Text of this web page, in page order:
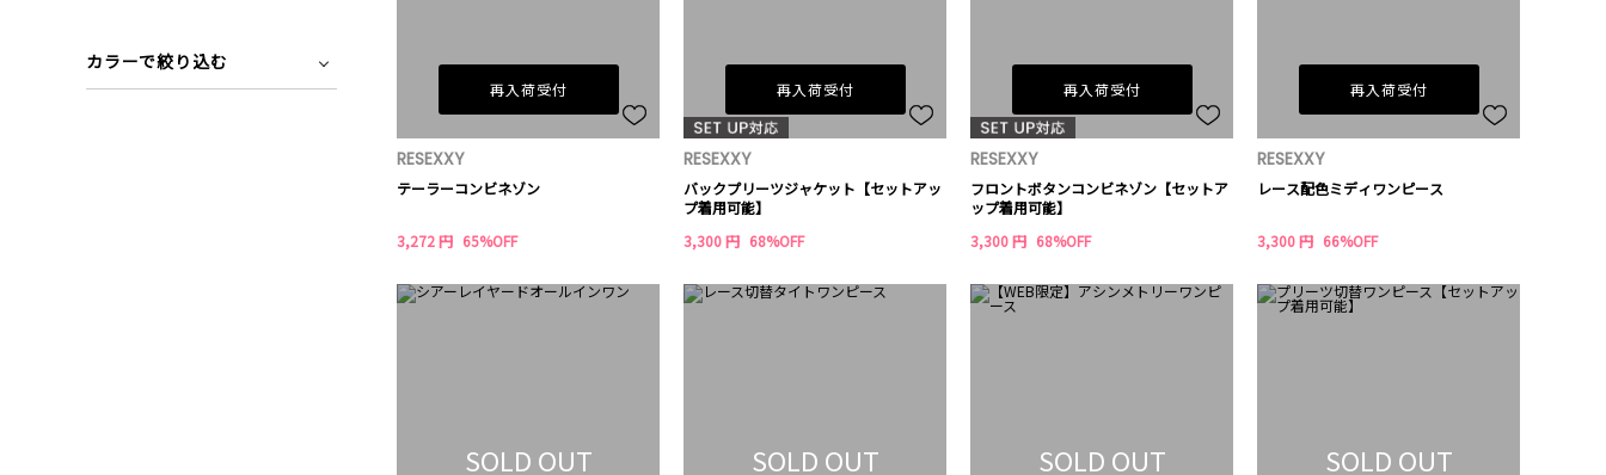
再入荷受付
RESEXXY
テーラーコンビネゾン
3,272 円 65%OFF
再入荷受付
RESEXXY
バックプリーツジャケット【セットアッ
プ着用可能】
3,300 円 68%OFF
再入荷受付
RESEXXY
フロントボタンコンビネゾン【セットア
ップ着用可能】
3,300 円 68%OFF
再入荷受付
RESEXXY
レース配色ミディワンピース
3,300 円 66%OFF
SOLD OUT SOLD OUT SOLD OUT SOLD OUT
カラーで絞り込む